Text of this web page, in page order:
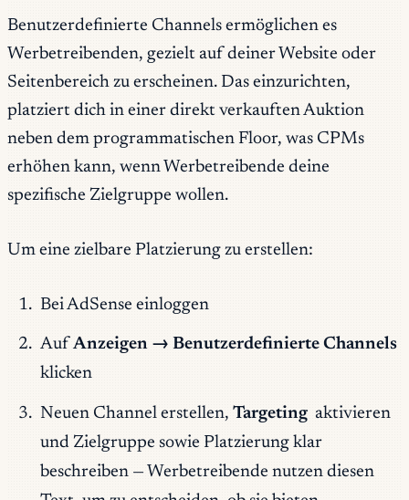
Benutzerdefinierte Channels ermöglichen es
Werbetreibenden, gezielt auf deiner Website oder
Seitenbereich zu erscheinen. Das einzurichten,
platziert dich in einer direkt verkauften Auktion
neben dem programmatischen Floor, was CPMs
erhöhen kann, wenn Werbetreibende deine
spezifische Zielgruppe wollen.
Um eine zielbare Platzierung zu erstellen:
Bei AdSense einloggen
Auf Anzeigen → Benutzerdefinierte Channels
klicken
Neuen Channel erstellen, Targeting aktivieren
und Zielgruppe sowie Platzierung klar
beschreiben — Werbetreibende nutzen diesen